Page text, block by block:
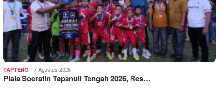
TAPTENG 7 Agustus 2026
Piala Soeratin Tapanuli Tengah 2026, Res…